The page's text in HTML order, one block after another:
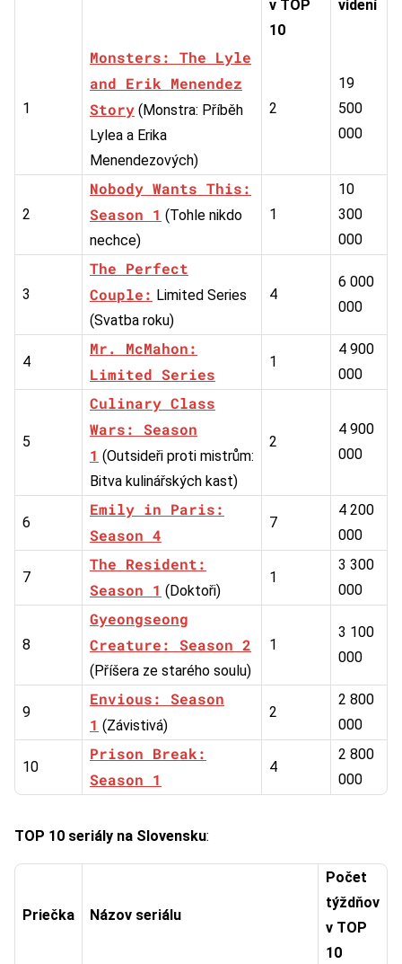
v TOP
10
videní
1
Monsters: The Lyle
and Erik Menendez
Story (Monstra: Příběh
Lylea a Erika
Menendezových)
2
19
500
000
2
Nobody Wants This:
Season 1 (Tohle nikdo
nechce)
1
10
300
000
3
The Perfect
Couple: Limited Series
(Svatba roku)
4
6 000
000
4
Mr. McMahon:
Limited Series
1
4 900
000
5
Culinary Class
Wars: Season
1 (Outsideři proti mistrům:
Bitva kulinářských kast)
2
4 900
000
6
Emily in Paris:
Season 4
7
4 200
000
7
The Resident:
Season 1 (Doktoři)
1
3 300
000
8
Gyeongseong
Creature: Season 2
(Příšera ze starého soulu)
1
3 100
000
9
Envious: Season
1 (Závistivá)
2
2 800
000
10
Prison Break:
Season 1
4
2 800
000
TOP 10 seriály na Slovensku:
Priečka Názov seriálu
Počet
týždňov
v TOP
10